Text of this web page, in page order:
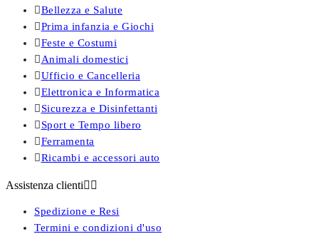
Bellezza e Salute
Prima infanzia e Giochi
Feste e Costumi
 Animali domestici
Ufficio e Cancelleria
Elettronica e Informatica
 Sicurezza e Disinfettanti
 Sport e Tempo libero
Ferramenta
Ricambi e accessori auto
Assistenza clienti 
Spedizione e Resi
Termini e condizioni d'uso